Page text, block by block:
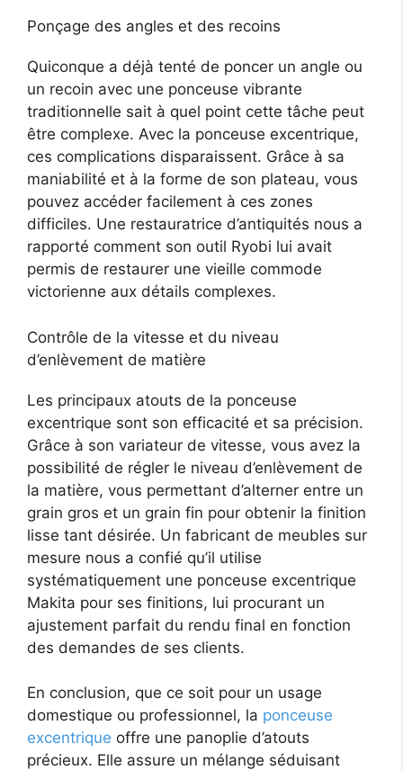
Ponçage des angles et des recoins
Quiconque a déjà tenté de poncer un angle ou
un recoin avec une ponceuse vibrante
traditionnelle sait à quel point cette tâche peut
être complexe. Avec la ponceuse excentrique,
ces complications disparaissent. Grâce à sa
maniabilité et à la forme de son plateau, vous
pouvez accéder facilement à ces zones
difficiles. Une restauratrice d’antiquités nous a
rapporté comment son outil Ryobi lui avait
permis de restaurer une vieille commode
victorienne aux détails complexes.
Contrôle de la vitesse et du niveau
d’enlèvement de matière
Les principaux atouts de la ponceuse
excentrique sont son efficacité et sa précision.
Grâce à son variateur de vitesse, vous avez la
possibilité de régler le niveau d’enlèvement de
la matière, vous permettant d’alterner entre un
grain gros et un grain fin pour obtenir la finition
lisse tant désirée. Un fabricant de meubles sur
mesure nous a confié qu’il utilise
systématiquement une ponceuse excentrique
Makita pour ses finitions, lui procurant un
ajustement parfait du rendu final en fonction
des demandes de ses clients.
En conclusion, que ce soit pour un usage
domestique ou professionnel, la ponceuse
excentrique offre une panoplie d’atouts
précieux. Elle assure un mélange séduisant